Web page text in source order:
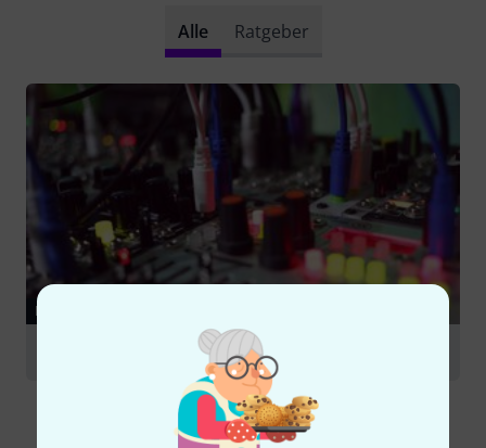
Alle Ratgeber
RATGEBER
Eurorack – Modulare Synthesizer